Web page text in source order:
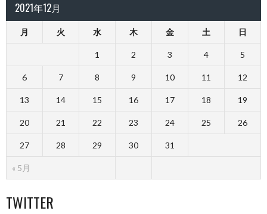
2021年12月
月 火 水 木 金 土 日
« 5月
1 2 3 4 5
6 7 8 9 10 11 12
13 14 15 16 17 18 19
20 21 22 23 24 25 26
27 28 29 30 31
TWITTER